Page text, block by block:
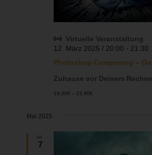
Photoshop Composing –
12. März 2025 / 20:00 - 21:30
Zuhause vor Deinem
Virtuelle Veranstaltung
19,00€ – 23,90€
Mai 2025
MI.
7